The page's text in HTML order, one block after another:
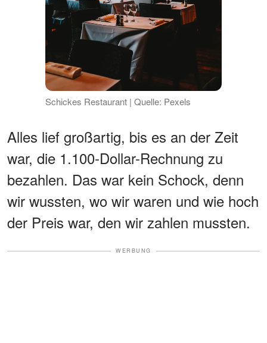
Schickes Restaurant | Quelle: Pexels
Alles lief großartig, bis es an der Zeit
war, die 1.100-Dollar-Rechnung zu
bezahlen. Das war kein Schock, denn
wir wussten, wo wir waren und wie hoch
der Preis war, den wir zahlen mussten.
WERBUNG